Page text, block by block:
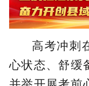
高考冲刺
心状态、舒缓